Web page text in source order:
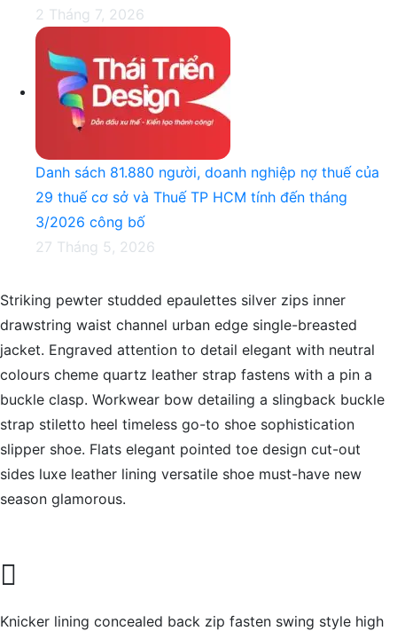
2 Tháng 7, 2026
Danh sách 81.880‬ người, doanh nghiệp nợ thuế của
29 thuế cơ sở và Thuế TP HCM tính đến tháng
3/2026 công bố
27 Tháng 5, 2026
Striking pewter studded epaulettes silver zips inner
drawstring waist channel urban edge single-breasted
jacket. Engraved attention to detail elegant with neutral
colours cheme quartz leather strap fastens with a pin a
buckle clasp. Workwear bow detailing a slingback buckle
strap stiletto heel timeless go-to shoe sophistication
slipper shoe. Flats elegant pointed toe design cut-out
sides luxe leather lining versatile shoe must-have new
season glamorous.
Knicker lining concealed back zip fasten swing style high